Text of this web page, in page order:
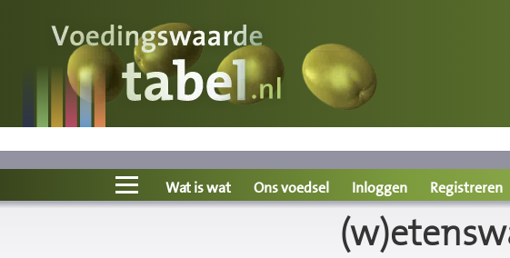
Voedingswaarde
Wat is wat?
Ons voedsel
Wat is wat Ons voedsel Inloggen Registreren